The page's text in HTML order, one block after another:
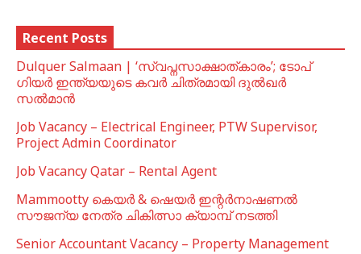
Recent Posts
Dulquer Salmaan | ‘സ്വപ്നസാക്ഷാത്കാരം’; ടോപ്
ഗിയർ ഇന്ത്യയുടെ കവർ ചിത്രമായി ദുൽഖർ
സൽമാൻ
Job Vacancy – Electrical Engineer, PTW Supervisor,
Project Admin Coordinator
Job Vacancy Qatar – Rental Agent
Mammootty കെയർ & ഷെയർ ഇന്റർനാഷണൽ
സൗജന്യ നേത്ര ചികിത്സാ ക്യാമ്പ് നടത്തി
Senior Accountant Vacancy – Property Management